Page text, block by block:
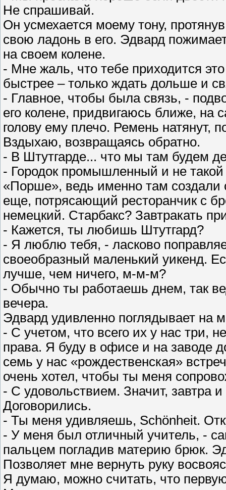
Не спрашивай.
Он усмехается моему тону,
свою ладонь в его. Эдвард
на своем колене.
- Мне жаль, что тебе приходится
быстрее – только ждать дольше и
- Главное, чтобы была связь, -
его колене, придвигаюсь ближе, на
голову ему плечо. Ремень натянут,
Вздыхаю, возвращаясь обратно.
- В Штутгарде... что мы там будем
- Городок промышленный и не
«Порше», ведь именно там
еще, потрясающий ресторанчик с
немецкий. Старбакс? Завтракать
- Кажется, ты любишь Штутгард?
- Я люблю тебя, - ласково
своеобразный маленький уикенд.
лучше, чем ничего, м-м-м?
- Обычно ты работаешь днем, так
вечера.
Эдвард удивленно поглядывает на
- С учетом, что всего их у нас три,
права. Я буду в офисе и на заводе
семь у нас «рождественская»
очень хотел, чтобы ты меня
- С удовольствием. Значит, завтра
Договорились.
- Ты меня удивляешь, Schönheit.
- У меня был отличный учитель, -
пальцем погладив материю брюк.
Позволяет мне вернуть руку
Я думаю, можно считать, что